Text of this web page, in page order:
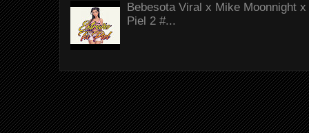
Bebesota Viral x Mike Moonnight
Piel 2 #...